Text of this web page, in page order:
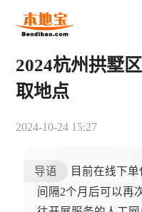
2024杭州拱墅
取地点
2024-10-24 15:27
导语
目前在线下单
间隔2个月后可以再